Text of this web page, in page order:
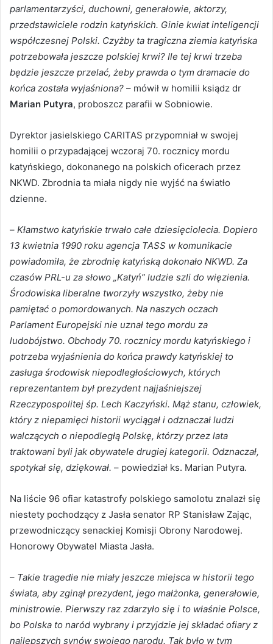
parlamentarzyści, duchowni, generałowie, aktorzy,
przedstawiciele rodzin katyńskich. Ginie kwiat inteligencji
współczesnej Polski. Czyżby ta tragiczna ziemia katyńska
potrzebowała jeszcze polskiej krwi? Ile tej krwi trzeba
będzie jeszcze przelać, żeby prawda o tym dramacie do
końca została wyjaśniona? – mówił w homilii ksiądz dr
Marian Putyra, proboszcz parafii w Sobniowie.
Dyrektor jasielskiego CARITAS przypomniał w swojej
homilii o przypadającej wczoraj 70. rocznicy mordu
katyńskiego, dokonanego na polskich oficerach przez
NKWD. Zbrodnia ta miała nigdy nie wyjść na światło
dzienne.
– Kłamstwo katyńskie trwało całe dziesięciolecia. Dopiero
13 kwietnia 1990 roku agencja TASS w komunikacie
powiadomiła, że zbrodnię katyńską dokonało NKWD. Za
czasów PRL-u za słowo „Katyń” ludzie szli do więzienia.
Środowiska liberalne tworzyły wszystko, żeby nie
pamiętać o pomordowanych. Na naszych oczach
Parlament Europejski nie uznał tego mordu za
ludobójstwo. Obchody 70. rocznicy mordu katyńskiego i
potrzeba wyjaśnienia do końca prawdy katyńskiej to
zasługa środowisk niepodległościowych, których
reprezentantem był prezydent najjaśniejszej
Rzeczypospolitej śp. Lech Kaczyński. Mąż stanu, człowiek,
który z niepamięci historii wyciągał i odznaczał ludzi
walczących o niepodległą Polskę, którzy przez lata
traktowani byli jak obywatele drugiej kategorii. Odznaczał,
spotykał się, dziękował. – powiedział ks. Marian Putyra.
Na liście 96 ofiar katastrofy polskiego samolotu znalazł się
niestety pochodzący z Jasła senator RP Stanisław Zając,
przewodniczący senackiej Komisji Obrony Narodowej.
Honorowy Obywatel Miasta Jasła.
– Takie tragedie nie miały jeszcze miejsca w historii tego
świata, aby zginął prezydent, jego małżonka, generałowie,
ministrowie. Pierwszy raz zdarzyło się i to właśnie Polsce,
bo Polska to naród wybrany i przyjdzie jej składać ofiary z
najlepszych synów swojego narodu. Tak było w tym